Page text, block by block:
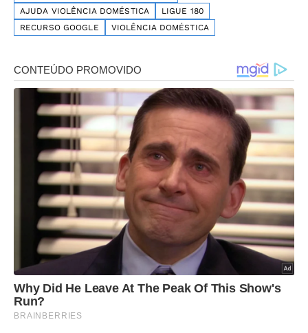
AJUDA VIOLÊNCIA DOMÉSTICA
LIGUE 180
RECURSO GOOGLE
VIOLÊNCIA DOMÉSTICA